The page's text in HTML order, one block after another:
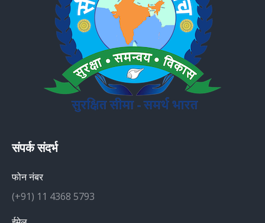
संपर्क संदर्भ
फोन नंबर
(+91) 11 4368 5793